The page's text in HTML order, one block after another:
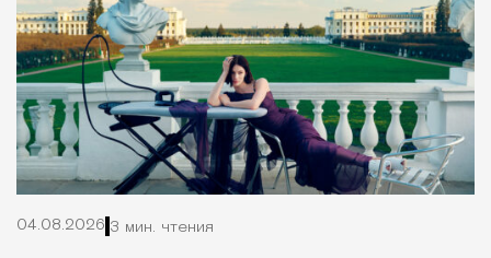
04.08.2026 3 мин. чтения